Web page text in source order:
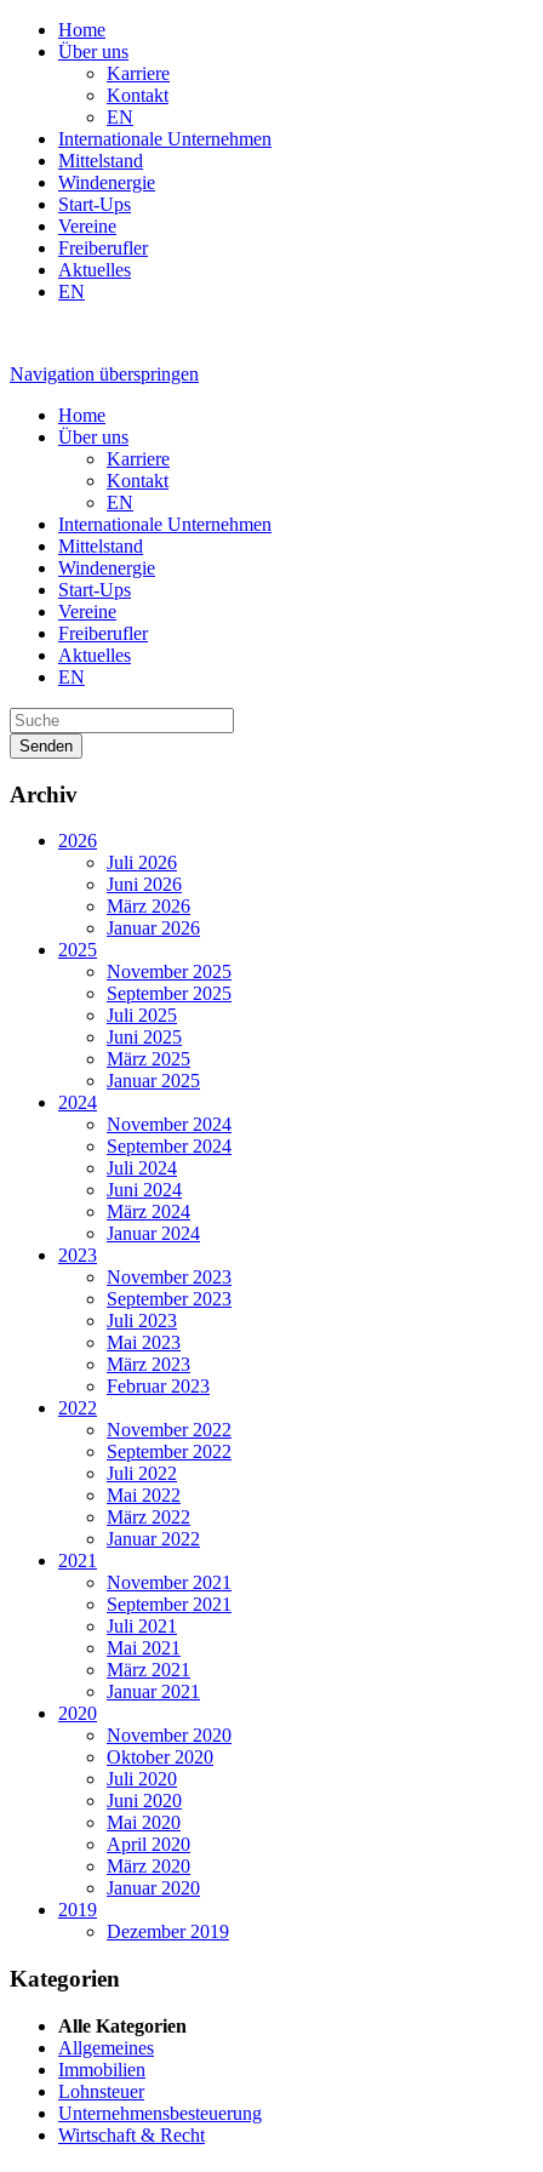
Home
Über uns
Karriere
Kontakt
EN
Internationale Unternehmen
Mittelstand
Windenergie
Start-Ups
Vereine
Freiberufler
Aktuelles
EN
Navigation überspringen
Home
Über uns
Karriere
Kontakt
EN
Internationale Unternehmen
Mittelstand
Windenergie
Start-Ups
Vereine
Freiberufler
Aktuelles
EN
Senden
Archiv
2026
Juli 2026
Juni 2026
März 2026
Januar 2026
2025
November 2025
September 2025
Juli 2025
Juni 2025
März 2025
Januar 2025
2024
November 2024
September 2024
Juli 2024
Juni 2024
März 2024
Januar 2024
2023
November 2023
September 2023
Juli 2023
Mai 2023
März 2023
Februar 2023
2022
November 2022
September 2022
Juli 2022
Mai 2022
März 2022
Januar 2022
2021
November 2021
September 2021
Juli 2021
Mai 2021
März 2021
Januar 2021
2020
November 2020
Oktober 2020
Juli 2020
Juni 2020
Mai 2020
April 2020
März 2020
Januar 2020
2019
Dezember 2019
Kategorien
Alle Kategorien
Allgemeines
Immobilien
Lohnsteuer
Unternehmensbesteuerung
Wirtschaft & Recht